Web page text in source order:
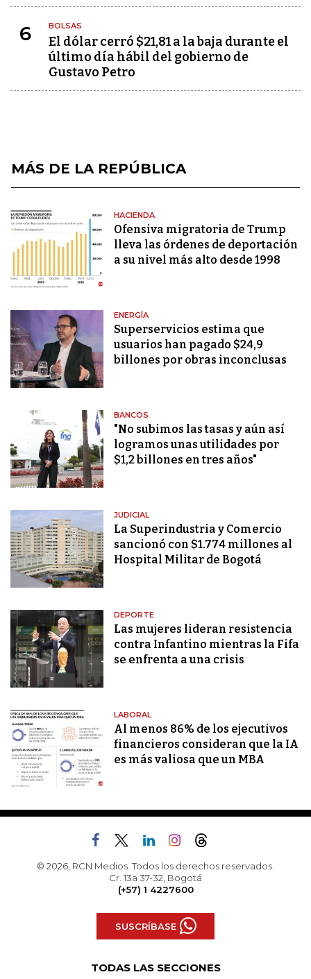
6 BOLSAS
El dólar cerró $21,81 a la baja durante el
último día hábil del gobierno de
Gustavo Petro
MÁS DE LA REPÚBLICA
HACIENDA
Ofensiva migratoria de Trump
lleva las órdenes de deportación
a su nivel más alto desde 1998
ENERGÍA
Superservicios estima que
usuarios han pagado $24,9
billones por obras inconclusas
BANCOS
"No subimos las tasas y aún así
logramos unas utilidades por
$1,2 billones en tres años"
JUDICIAL
La Superindustria y Comercio
sancionó con $1.774 millones al
Hospital Militar de Bogotá
DEPORTE
Las mujeres lideran resistencia
contra Infantino mientras la Fifa
se enfrenta a una crisis
LABORAL
Al menos 86% de los ejecutivos
financieros consideran que la IA
es más valiosa que un MBA
© 2026, RCN Medios. Todos los derechos reservados.
Cr. 13a 37-32, Bogotá
(+57) 1 4227600
SUSCRÍBASE
TODAS LAS SECCIONES